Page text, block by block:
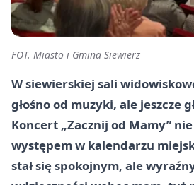
FOT. Miasto i Gmina Siewierz
W siewierskiej sali
głośno od muzyki, ale jeszcze
Koncert „Zacznij od Mamy”
występem w kalendarzu
stał się spokojnym, ale